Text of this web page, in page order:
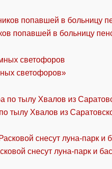
попавшей в больницу
светофоров»
тылу Хвалов из
снесут луна-парк и